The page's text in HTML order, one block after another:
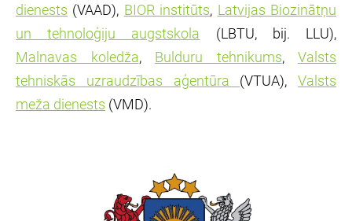
dienests (VAAD), BIOR institūts, Latvijas Biozinātņu
un tehnoloģiju augstskola (LBTU, bij. LLU),
Malnavas koledža, Bulduru tehnikums, Valsts
tehniskās uzraudzības aģentūra (VTUA), Valsts
meža dienests (VMD).